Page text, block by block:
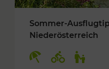
Sommer-
Niederösterreich